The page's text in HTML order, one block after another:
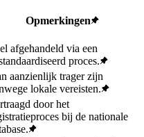
Opmerkingen
afgehandeld via een
proces.
aanzienlijk trager zijn
lokale vereisten.
door het
bij de nationale